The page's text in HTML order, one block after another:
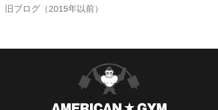
旧ブログ（2015年以前）